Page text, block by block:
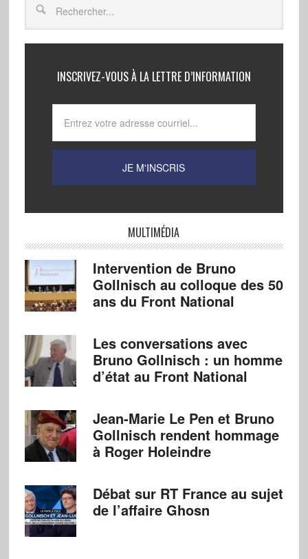
INSCRIVEZ-VOUS À LA LETTRE D’INFORMATION
MULTIMÉDIA
Intervention de Bruno
Gollnisch au colloque des 50
ans du Front National
Les conversations avec
Bruno Gollnisch : un homme
d’état au Front National
Jean-Marie Le Pen et Bruno
Gollnisch rendent hommage
à Roger Holeindre
Débat sur RT France au sujet
de l’affaire Ghosn